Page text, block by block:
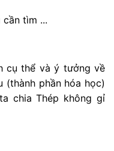
cần tìm ...
cụ thể và ý tưởng về
(thành phần hóa học)
chia Thép không gỉ